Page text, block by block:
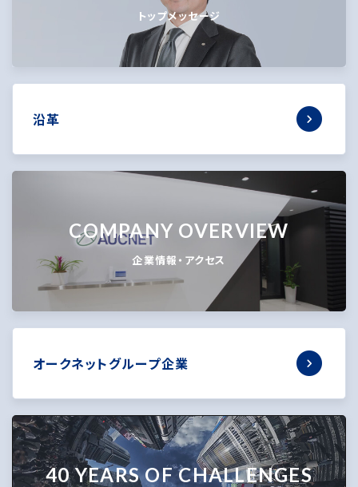
トップメッセージ
沿革
COMPANY OVERVIEW
企業情報・アクセス
オークネットグループ企業
40 YEARS OF CHALLENGES